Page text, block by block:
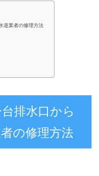
道業者の修理方法
排水口から
の修理方法